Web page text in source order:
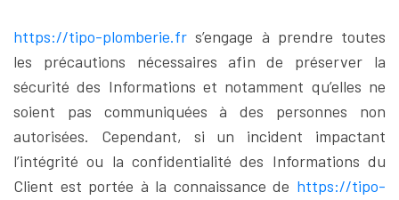
https://tipo-plomberie.fr s’engage à prendre toutes
les précautions nécessaires afin de préserver la
sécurité des Informations et notamment qu’elles ne
soient pas communiquées à des personnes non
autorisées. Cependant, si un incident impactant
l’intégrité ou la confidentialité des Informations du
Client est portée à la connaissance de https://tipo-